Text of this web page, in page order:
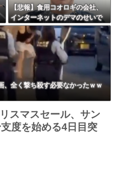
【悲報】食用コオロギの会社、
インターネットのデマのせいで
倒産ｗｗｗｗｗｗｗｗｗｗｗｗ
、全く撃ち殺す必要なかったｗｗ
スマスセール、サン
度を始める4日目突